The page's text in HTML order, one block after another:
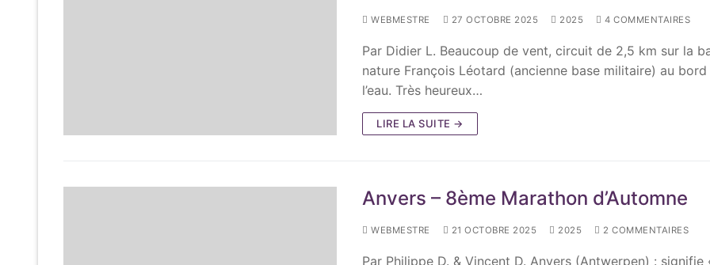
WEBMESTRE 27 OCTOBRE 2025 2025 4 COMMENTAIRES
Par Didier L. Beaucoup de vent, circuit de 2,5 km sur la
nature François Léotard (ancienne base militaire) au
l’eau. Très heureux…
LIRE LA SUITE →
Anvers – 8ème Marathon d’Automne
WEBMESTRE 21 OCTOBRE 2025 2025 2 COMMENTAIRES
Par Philippe D. & Vincent D. Anvers (Antwerpen) : signifie